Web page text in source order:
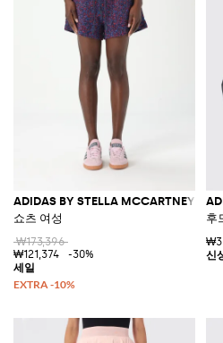
ADIDAS BY STELLA MCCARTNEY
쇼츠 여성
₩173,396
₩121,374
-30%
후